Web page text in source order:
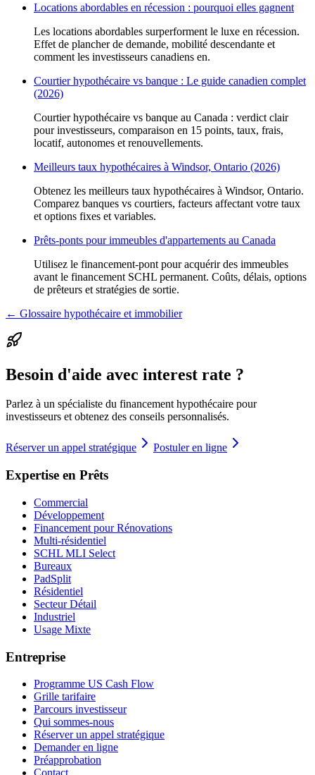
Locations abordables en récession : pourquoi elles gagnent
Les locations abordables surperforment le luxe en récession.
Effet de plancher de demande, mobilité descendante et
comment les investisseurs canadiens en.
Courtier hypothécaire vs banque : Le guide canadien complet
(2026)
Courtier hypothécaire vs banque au Canada : verdict clair
pour investisseurs, comparaison en 15 points, taux, frais,
locatif, autonomes et renouvellements.
Meilleurs taux hypothécaires à Windsor, Ontario (2026)
Obtenez les meilleurs taux hypothécaires à Windsor, Ontario.
Comparez banques vs courtiers, facteurs affectant votre taux
et options fixes et variables.
Prêts-ponts pour immeubles d'appartements au Canada
Utilisez le financement-pont pour acquérir des immeubles
avant le financement SCHL permanent. Coûts, délais, options
de prêteurs et stratégies de sortie.
← Glossaire hypothécaire et immobilier
Besoin d'aide avec interest rate ?
Parlez à un spécialiste du financement hypothécaire pour
investisseurs et obtenez des conseils personnalisés.
Réserver un appel stratégique Postuler en ligne
Expertise en Prêts
Commercial
Développement
Financement pour Rénovations
Multi-résidentiel
SCHL MLI Select
Bureaux
PadSplit
Résidentiel
Secteur Détail
Industriel
Usage Mixte
Entreprise
Programme US Cash Flow
Grille tarifaire
Parcours investisseur
Qui sommes-nous
Réserver un appel stratégique
Demander en ligne
Préapprobation